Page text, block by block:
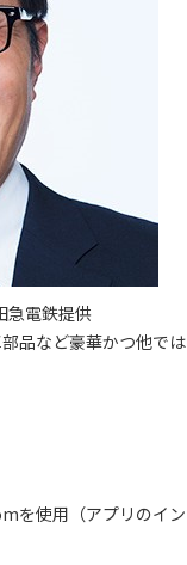
急電鉄提供
品など豪華かつ他では
を使用（アプリのイン